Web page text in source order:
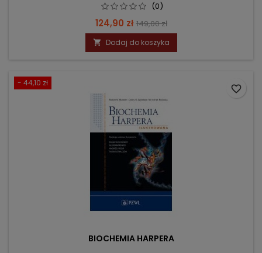
(0)
Cena
124,90 zł Cena
podstawowa
149,00 zł
 Dodaj do koszyka
- 44,10 zł
BIOCHEMIA HARPERA
favorite_border